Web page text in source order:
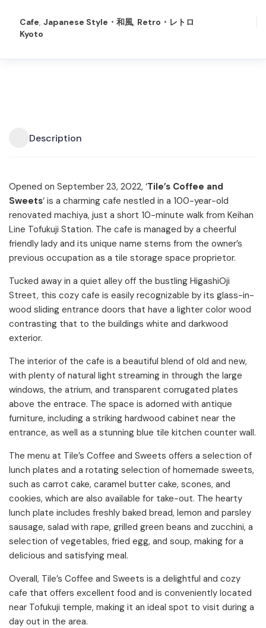
Cafe, Japanese Style・和風, Retro・レトロ
Kyoto
Description
Opened on September 23, 2022, ‘Tile’s Coffee and
Sweets‘ is a charming cafe nestled in a 100-year-old
renovated machiya, just a short 10-minute walk from Keihan
Line Tofukuji Station. The cafe is managed by a cheerful
friendly lady and its unique name stems from the owner’s
previous occupation as a tile storage space proprietor.
Tucked away in a quiet alley off the bustling HigashiOji
Street, this cozy cafe is easily recognizable by its glass-in-
wood sliding entrance doors that have a lighter color wood
contrasting that to the buildings white and darkwood
exterior.
The interior of the cafe is a beautiful blend of old and new,
with plenty of natural light streaming in through the large
windows, the atrium, and transparent corrugated plates
above the entrace. The space is adorned with antique
furniture, including a striking hardwood cabinet near the
entrance, as well as a stunning blue tile kitchen counter wall.
The menu at Tile’s Coffee and Sweets offers a selection of
lunch plates and a rotating selection of homemade sweets,
such as carrot cake, caramel butter cake, scones, and
cookies, which are also available for take-out. The hearty
lunch plate includes freshly baked bread, lemon and parsley
sausage, salad with rape, grilled green beans and zucchini, a
selection of vegetables, fried egg, and soup, making for a
delicious and satisfying meal.
Overall, Tile’s Coffee and Sweets is a delightful and cozy
cafe that offers excellent food and is conveniently located
near Tofukuji temple, making it an ideal spot to visit during a
day out in the area.